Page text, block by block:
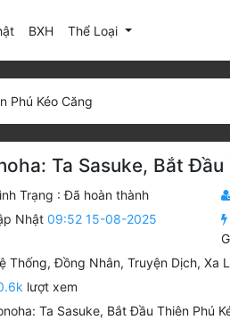
(current)
BXH Thể Loại
Phú Kéo Căng
Ta Sasuke, Bắt
Trạng :Đã hoàn thành
Nhật 09:52 15-08-2025
Thống,Đồng Nhân, Truyện Dịch, Xa
lượt xem
Ta Sasuke, Bắt Đầu Thiên Phú